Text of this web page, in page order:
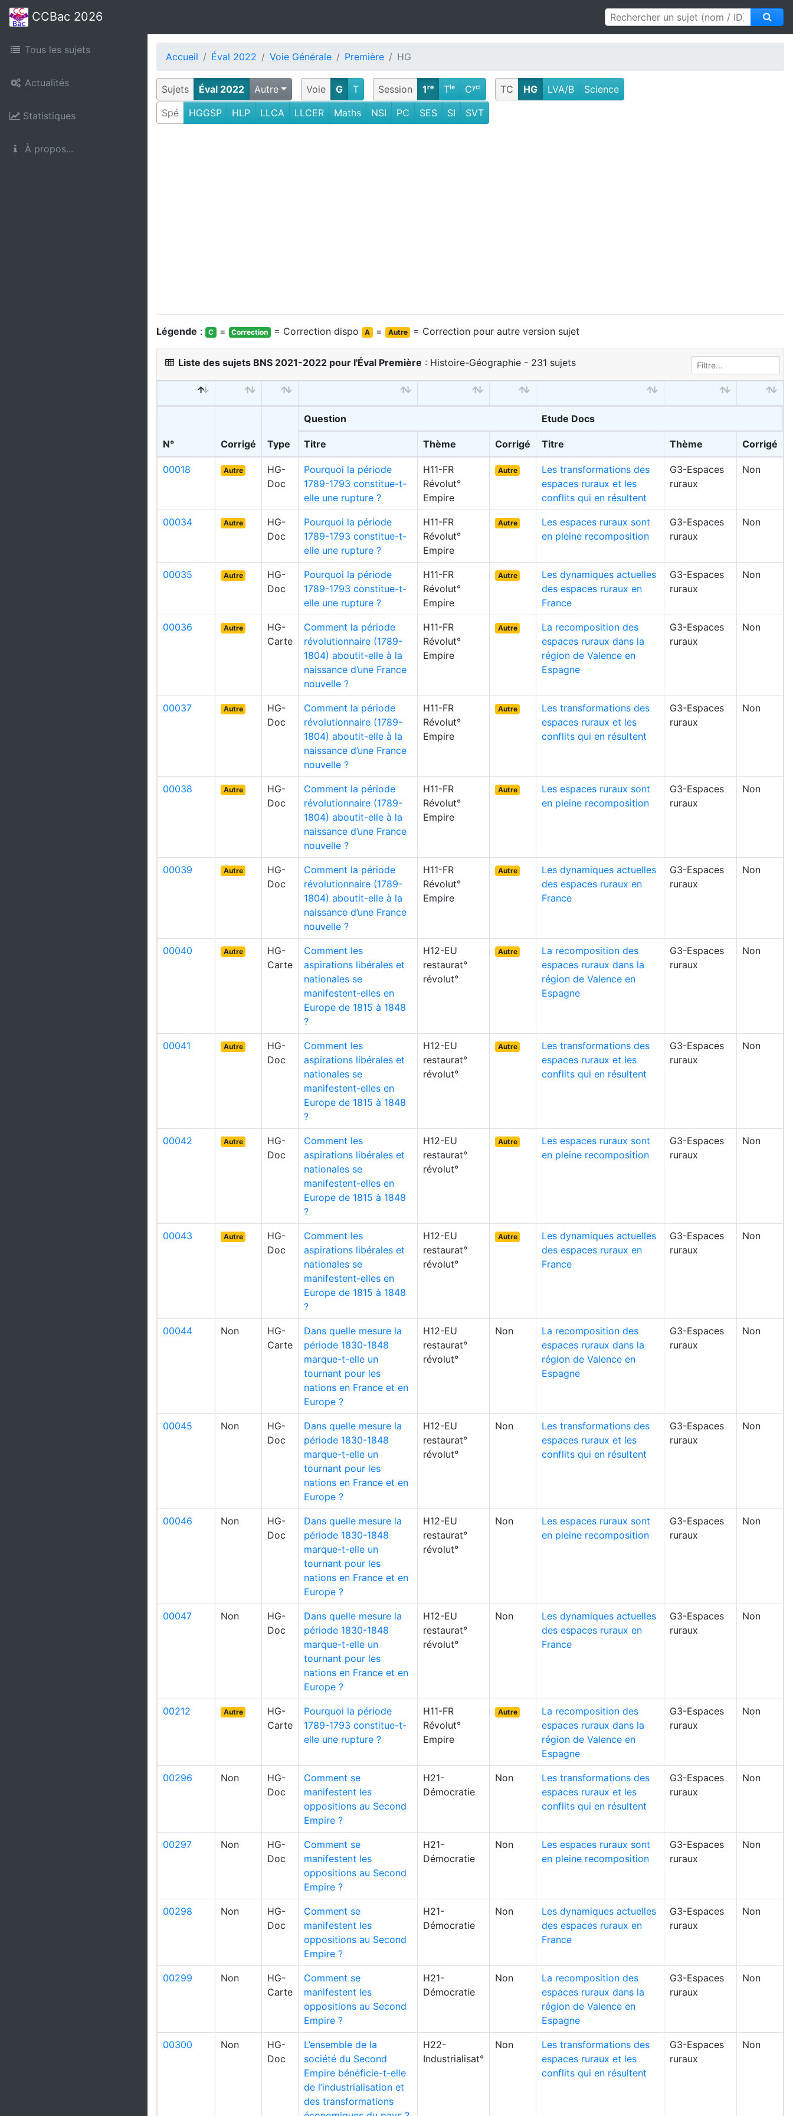
CCBac 2026
Tous les sujets
Actualités
Statistiques
À propos...
Accueil Éval 2022 Voie Générale Première HG
Sujets Éval 2022 Autre Voie G T Session 1ʳᵉ Tˡᵉ Cʸᶜˡ TC HG LVA/B
Science
Spé
HGGSP HLP LLCA LLCER Maths NSI PC SES SI SVT
Légende : C = Correction = Correction dispo A = Autre = Correction pour autre version sujet
Liste des sujets BNS 2021-2022 pour l'Éval Première : Histoire-Géographie - 231 sujets
N° Corrigé Type
Question Etude Docs
Titre Thème Corrigé Titre Thème Corrigé
00018 Autre
HG-
Doc
Pourquoi la période
1789-1793 constitue-t-
elle une rupture ?
H11-FR
Révolut°
Empire
Autre
Les transformations des
espaces ruraux et les
conflits qui en résultent
G3-Espaces
ruraux
Non
00034 Autre
HG-
Doc
Pourquoi la période
1789-1793 constitue-t-
elle une rupture ?
H11-FR
Révolut°
Empire
Autre
Les espaces ruraux sont
en pleine recomposition
G3-Espaces
ruraux
Non
00035 Autre
HG-
Doc
Pourquoi la période
1789-1793 constitue-t-
elle une rupture ?
H11-FR
Révolut°
Empire
Autre
Les dynamiques actuelles
des espaces ruraux en
France
G3-Espaces
ruraux
Non
00036 Autre
HG-
Carte
Comment la période
révolutionnaire (1789-
1804) aboutit-elle à la
naissance d’une France
nouvelle ?
H11-FR
Révolut°
Empire
Autre
La recomposition des
espaces ruraux dans la
région de Valence en
Espagne
G3-Espaces
ruraux
Non
00037 Autre
HG-
Doc
Comment la période
révolutionnaire (1789-
1804) aboutit-elle à la
naissance d’une France
nouvelle ?
H11-FR
Révolut°
Empire
Autre
Les transformations des
espaces ruraux et les
conflits qui en résultent
G3-Espaces
ruraux
Non
00038 Autre
HG-
Doc
Comment la période
révolutionnaire (1789-
1804) aboutit-elle à la
naissance d’une France
nouvelle ?
H11-FR
Révolut°
Empire
Autre
Les espaces ruraux sont
en pleine recomposition
G3-Espaces
ruraux
Non
00039 Autre
HG-
Doc
Comment la période
révolutionnaire (1789-
1804) aboutit-elle à la
naissance d’une France
nouvelle ?
H11-FR
Révolut°
Empire
Autre
Les dynamiques actuelles
des espaces ruraux en
France
G3-Espaces
ruraux
Non
00040 Autre
HG-
Carte
Comment les
aspirations libérales et
nationales se
manifestent-elles en
Europe de 1815 à 1848
?
H12-EU
restaurat°
révolut°
Autre
La recomposition des
espaces ruraux dans la
région de Valence en
Espagne
G3-Espaces
ruraux
Non
00041 Autre
HG-
Doc
Comment les
aspirations libérales et
nationales se
manifestent-elles en
Europe de 1815 à 1848
?
H12-EU
restaurat°
révolut°
Autre
Les transformations des
espaces ruraux et les
conflits qui en résultent
G3-Espaces
ruraux
Non
00042 Autre
HG-
Doc
Comment les
aspirations libérales et
nationales se
manifestent-elles en
Europe de 1815 à 1848
?
H12-EU
restaurat°
révolut°
Autre
Les espaces ruraux sont
en pleine recomposition
G3-Espaces
ruraux
Non
00043 Autre
HG-
Doc
Comment les
aspirations libérales et
nationales se
manifestent-elles en
Europe de 1815 à 1848
?
H12-EU
restaurat°
révolut°
Autre
Les dynamiques actuelles
des espaces ruraux en
France
G3-Espaces
ruraux
Non
00044 Non
HG-
Carte
Dans quelle mesure la
période 1830-1848
marque-t-elle un
tournant pour les
nations en France et en
Europe ?
H12-EU
restaurat°
révolut°
Non
La recomposition des
espaces ruraux dans la
région de Valence en
Espagne
G3-Espaces
ruraux
Non
00045 Non
HG-
Doc
Dans quelle mesure la
période 1830-1848
marque-t-elle un
tournant pour les
nations en France et en
Europe ?
H12-EU
restaurat°
révolut°
Non
Les transformations des
espaces ruraux et les
conflits qui en résultent
G3-Espaces
ruraux
Non
00046 Non
HG-
Doc
Dans quelle mesure la
période 1830-1848
marque-t-elle un
tournant pour les
nations en France et en
Europe ?
H12-EU
restaurat°
révolut°
Non
Les espaces ruraux sont
en pleine recomposition
G3-Espaces
ruraux
Non
00047 Non
HG-
Doc
Dans quelle mesure la
période 1830-1848
marque-t-elle un
tournant pour les
nations en France et en
Europe ?
H12-EU
restaurat°
révolut°
Non
Les dynamiques actuelles
des espaces ruraux en
France
G3-Espaces
ruraux
Non
00212 Autre
HG-
Carte
Pourquoi la période
1789-1793 constitue-t-
elle une rupture ?
H11-FR
Révolut°
Empire
Autre
La recomposition des
espaces ruraux dans la
région de Valence en
Espagne
G3-Espaces
ruraux
Non
00296 Non
HG-
Doc
Comment se
manifestent les
oppositions au Second
Empire ?
H21-
Démocratie
Non
Les transformations des
espaces ruraux et les
conflits qui en résultent
G3-Espaces
ruraux
Non
00297 Non
HG-
Doc
Comment se
manifestent les
oppositions au Second
Empire ?
H21-
Démocratie
Non
Les espaces ruraux sont
en pleine recomposition
G3-Espaces
ruraux
Non
00298 Non
HG-
Doc
Comment se
manifestent les
oppositions au Second
Empire ?
H21-
Démocratie
Non
Les dynamiques actuelles
des espaces ruraux en
France
G3-Espaces
ruraux
Non
00299 Non
HG-
Carte
Comment se
manifestent les
oppositions au Second
Empire ?
H21-
Démocratie
Non
La recomposition des
espaces ruraux dans la
région de Valence en
Espagne
G3-Espaces
ruraux
Non
00300 Non
HG-
Doc
L’ensemble de la
société du Second
Empire bénéficie-t-elle
de l’industrialisation et
des transformations
H22-
Industrialisat°
Non
Les transformations des
espaces ruraux et les
conflits qui en résultent
G3-Espaces
ruraux
Non